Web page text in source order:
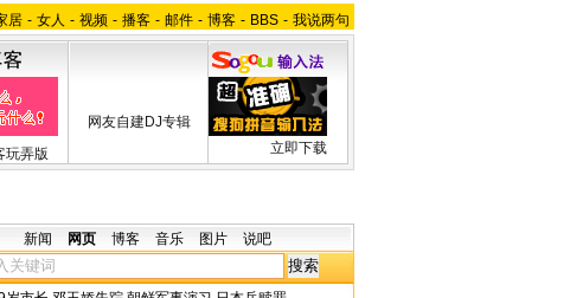
居 - 女人 - 视频 - 播客 - 邮件 - 博客 - BBS - 我说两句
玩弄版
网友自建DJ专辑
立即下载
新闻 网页 博客 音乐 图片 说吧